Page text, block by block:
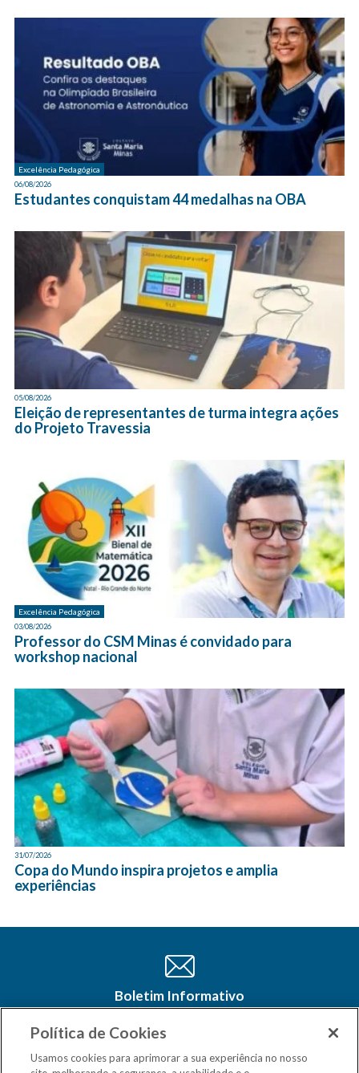
Excelência Pedagógica
06/08/2026
Estudantes conquistam 44 medalhas na OBA
05/08/2026
Eleição de representantes de turma integra ações
do Projeto Travessia
Excelência Pedagógica
03/08/2026
Professor do CSM Minas é convidado para
workshop nacional
31/07/2026
Copa do Mundo inspira projetos e amplia
experiências
Boletim Informativo
Cadastre-se e receba as últimas
atualizações do CSM Minas no seu e-
Política de Cookies
Usamos cookies para aprimorar a sua experiência no nosso